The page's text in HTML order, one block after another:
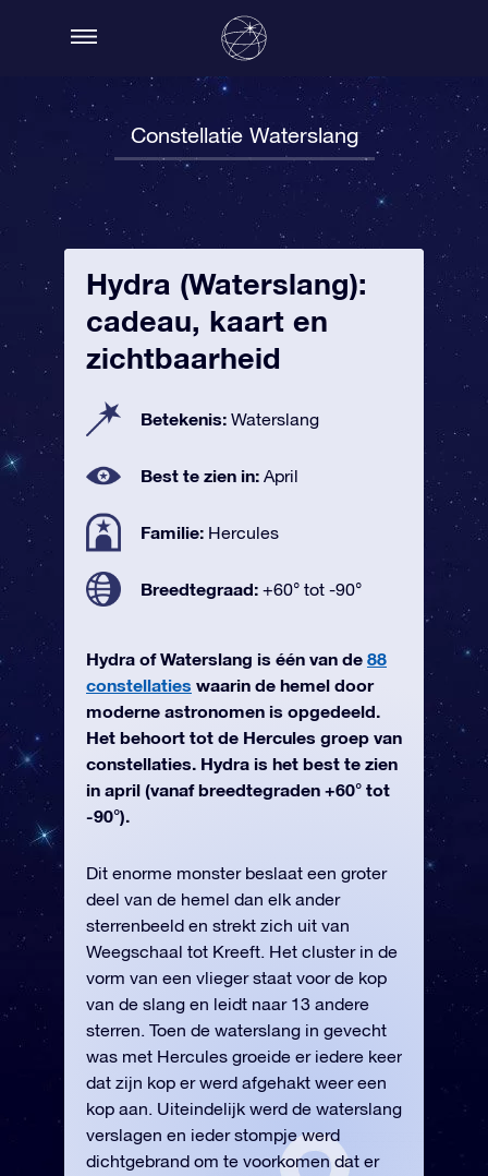
Constellatie Waterslang
Hydra (Waterslang):
cadeau, kaart en
zichtbaarheid
Betekenis: Waterslang
Best te zien in: April
Familie: Hercules
Breedtegraad: +60° tot -90°
Hydra of Waterslang is één van de 88
constellaties waarin de hemel door
moderne astronomen is opgedeeld.
Het behoort tot de Hercules groep van
constellaties. Hydra is het best te zien
in april (vanaf breedtegraden +60° tot
-90°).
Dit enorme monster beslaat een groter
deel van de hemel dan elk ander
sterrenbeeld en strekt zich uit van
Weegschaal tot Kreeft. Het cluster in de
vorm van een vlieger staat voor de kop
van de slang en leidt naar 13 andere
sterren. Toen de waterslang in gevecht
was met Hercules groeide er iedere keer
dat zijn kop er werd afgehakt weer een
kop aan. Uiteindelijk werd de waterslang
verslagen en ieder stompje werd
dichtgebrand om te voorkomen dat er